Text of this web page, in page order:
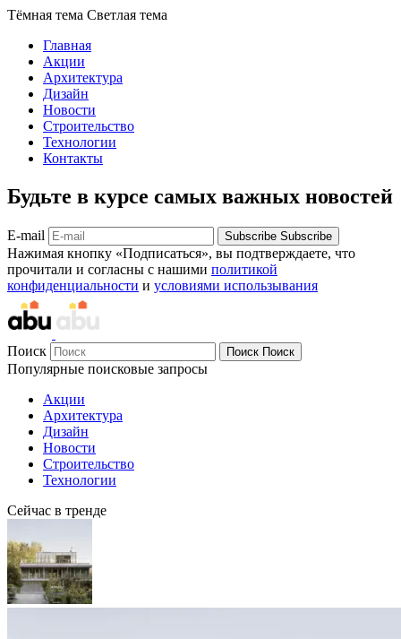
Тёмная тема Светлая тема
Главная
Акции
Архитектура
Дизайн
Новости
Строительство
Технологии
Контакты
Будьте в курсе самых важных новостей
E-mail Subscribe Subscribe
Нажимая кнопку «Подписаться», вы подтверждаете, что
прочитали и согласны с нашими политикой
конфиденциальности и условиями использывания
Поиск Поиск Поиск
Популярные поисковые запросы
Акции
Архитектура
Дизайн
Новости
Строительство
Технологии
Сейчас в тренде